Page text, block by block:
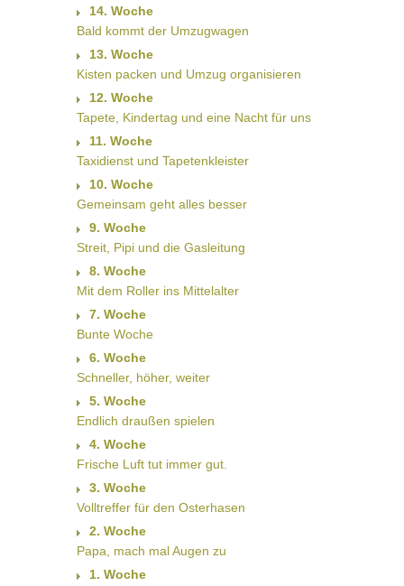
14. Woche
Bald kommt der Umzugwagen
13. Woche
Kisten packen und Umzug organisieren
12. Woche
Tapete, Kindertag und eine Nacht für uns
11. Woche
Taxidienst und Tapetenkleister
10. Woche
Gemeinsam geht alles besser
9. Woche
Streit, Pipi und die Gasleitung
8. Woche
Mit dem Roller ins Mittelalter
7. Woche
Bunte Woche
6. Woche
Schneller, höher, weiter
5. Woche
Endlich draußen spielen
4. Woche
Frische Luft tut immer gut.
3. Woche
Volltreffer für den Osterhasen
2. Woche
Papa, mach mal Augen zu
1. Woche